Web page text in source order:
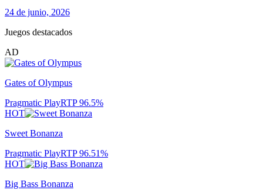
24 de junio, 2026
Juegos destacados
AD
Gates of Olympus
Pragmatic PlayRTP96.5%
HOT
Sweet Bonanza
Pragmatic PlayRTP96.51%
HOT
Big Bass Bonanza